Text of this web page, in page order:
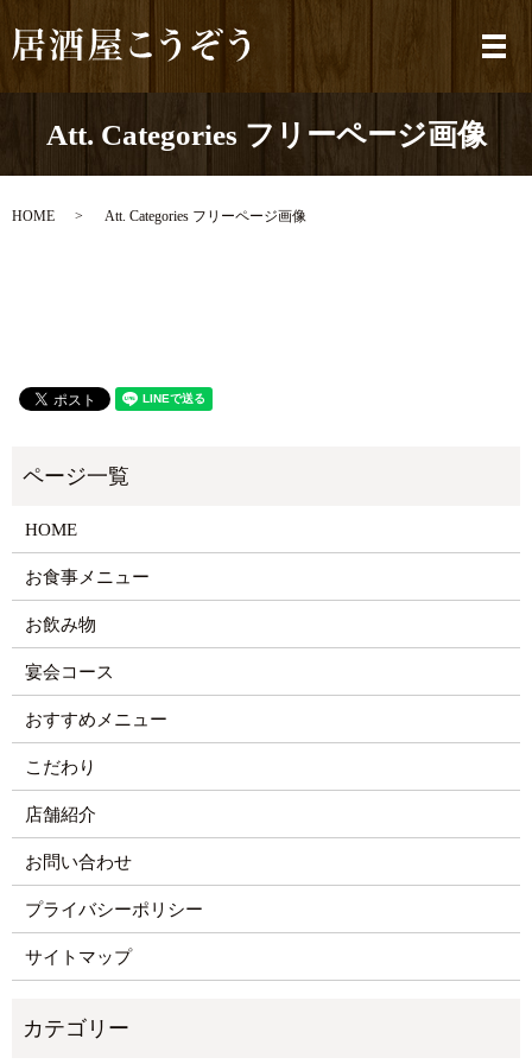
メ
Att. Categories フリーページ画像
HOME Att. Categories フリーページ画像
HOME
お食事メニュー
お飲み物
宴会コース
おすすめメニュー
こだわり
店舗紹介
お問い合わせ
プライバシーポリシー
サイトマップ